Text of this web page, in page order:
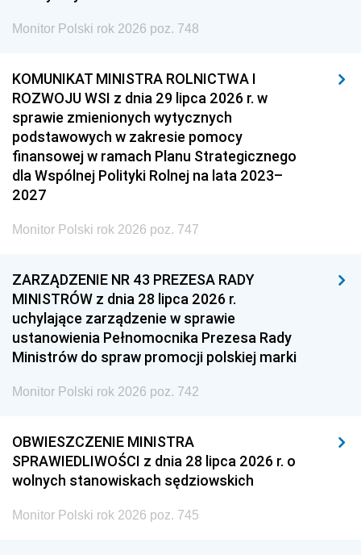
Monitor Polski rok 2026 poz. 748
KOMUNIKAT MINISTRA ROLNICTWA I
ROZWOJU WSI z dnia 29 lipca 2026 r. w
sprawie zmienionych wytycznych
podstawowych w zakresie pomocy
finansowej w ramach Planu Strategicznego
dla Wspólnej Polityki Rolnej na lata 2023–
2027
Monitor Polski rok 2026 poz. 747
ZARZĄDZENIE NR 43 PREZESA RADY
MINISTRÓW z dnia 28 lipca 2026 r.
uchylające zarządzenie w sprawie
ustanowienia Pełnomocnika Prezesa Rady
Ministrów do spraw promocji polskiej marki
Monitor Polski rok 2026 poz. 742
OBWIESZCZENIE MINISTRA
SPRAWIEDLIWOŚCI z dnia 28 lipca 2026 r. o
wolnych stanowiskach sędziowskich
Monitor Polski rok 2026 poz. 745